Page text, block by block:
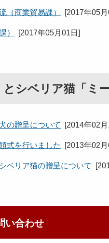
（商業貿易課） [2017年05月
） [2017年05月01日 ]
シベリア猫「ミー
の贈呈について [2014年02月
式を行いました [2013年02月
ベリア猫の贈呈について [
い合わせ